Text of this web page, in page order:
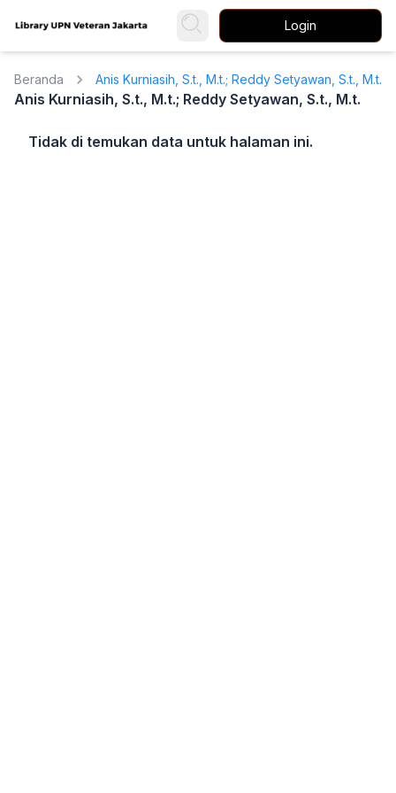
Login
Beranda Anis Kurniasih, S.t., M.t.; Reddy Setyawan, S.t., M.t.
Anis Kurniasih, S.t., M.t.; Reddy Setyawan, S.t., M.t.
Tidak di temukan data untuk halaman ini.